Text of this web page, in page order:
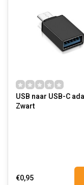
USB naar USB-C
Zwart
€0,95